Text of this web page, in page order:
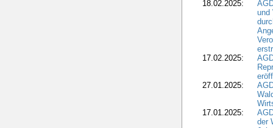
18.02.2025:
und
17.02.2025:
27.01.2025:
17.01.2025:
der